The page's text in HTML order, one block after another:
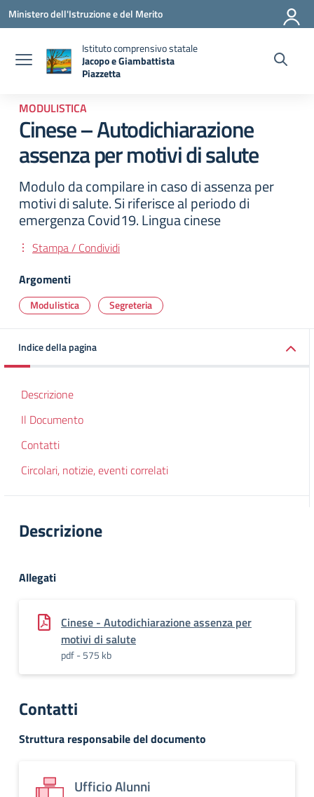
Vai ai contenuti
Vai al menu di navigazione
Vai al footer
Ministero dell'Istruzione e del Merito
Istituto comprensivo statale
Jacopo e Giambattista
Piazzetta
MODULISTICA
Cinese – Autodichiarazione
assenza per motivi di salute
Modulo da compilare in caso di assenza per
motivi di salute. Si riferisce al periodo di
emergenza Covid19. Lingua cinese
Stampa / Condividi
Argomenti
Modulistica Segreteria
Indice della pagina
Descrizione
Il Documento
Contatti
Circolari, notizie, eventi correlati
Descrizione
Allegati
Cinese - Autodichiarazione assenza per
motivi di salute
pdf - 575 kb
Contatti
Struttura responsabile del documento
Ufficio Alunni